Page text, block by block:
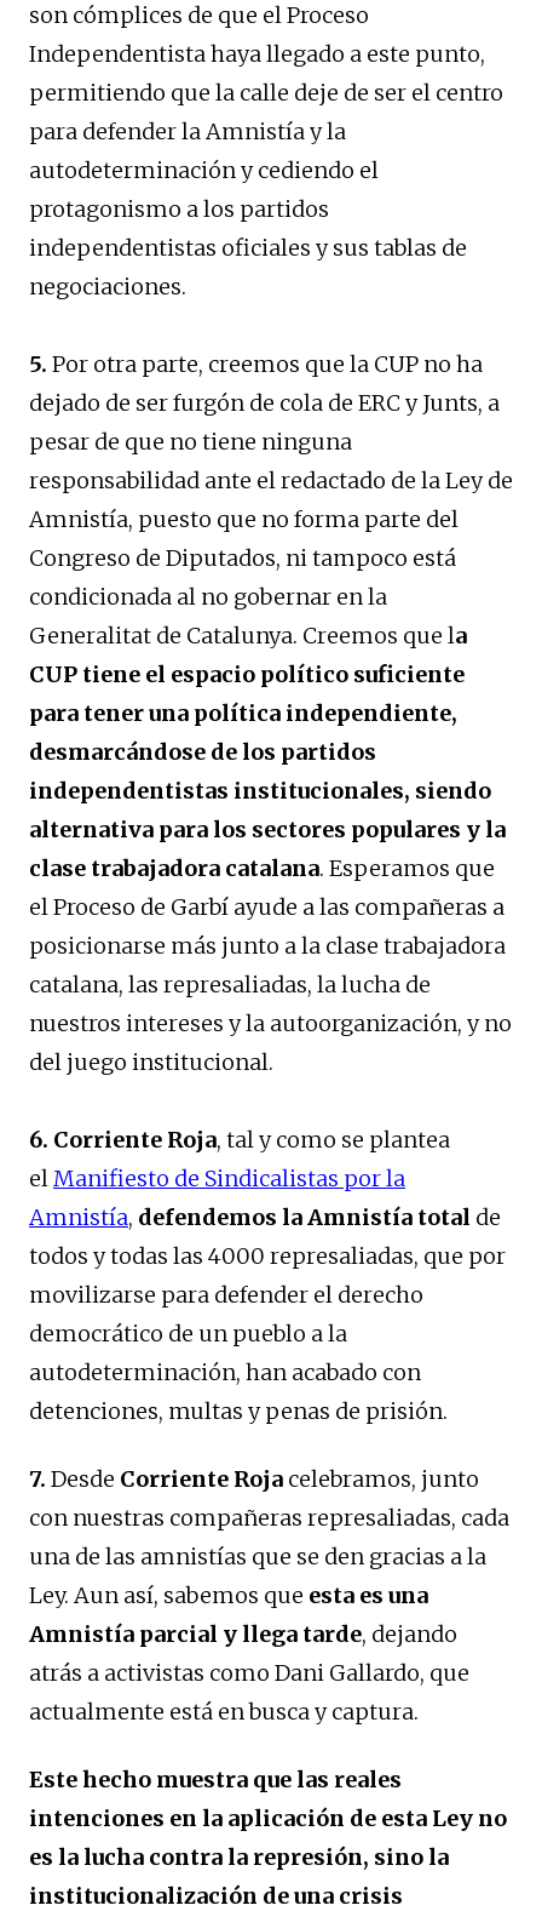
son cómplices de que el Proceso
Independentista haya llegado a este punto,
permitiendo que la calle deje de ser el centro
para defender la Amnistía y la
autodeterminación y cediendo el
protagonismo a los partidos
independentistas oficiales y sus tablas de
negociaciones.
5. Por otra parte, creemos que la CUP no ha
dejado de ser furgón de cola de ERC y Junts, a
pesar de que no tiene ninguna
responsabilidad ante el redactado de la Ley de
Amnistía, puesto que no forma parte del
Congreso de Diputados, ni tampoco está
condicionada al no gobernar en la
Generalitat de Catalunya. Creemos que la
CUP tiene el espacio político suficiente
para tener una política independiente,
desmarcándose de los partidos
independentistas institucionales, siendo
alternativa para los sectores populares y la
clase trabajadora catalana. Esperamos que
el Proceso de Garbí ayude a las compañeras a
posicionarse más junto a la clase trabajadora
catalana, las represaliadas, la lucha de
nuestros intereses y la autoorganización, y no
del juego institucional.
6. Corriente Roja, tal y como se plantea
elManifiesto de Sindicalistas por la
Amnistía, defendemos la Amnistía total de
todos y todas las 4000 represaliadas, que por
movilizarse para defender el derecho
democrático de un pueblo a la
autodeterminación, han acabado con
detenciones, multas y penas de prisión.
7. Desde Corriente Roja celebramos, junto
con nuestras compañeras represaliadas, cada
una de las amnistías que se den gracias a la
Ley. Aun así, sabemos que esta es una
Amnistía parcial y llega tarde, dejando
atrás a activistas como Dani Gallardo, que
actualmente está en busca y captura.
Este hecho muestra que las reales
intenciones en la aplicación de esta Ley no
es la lucha contra la represión, sino la
institucionalización de una crisis